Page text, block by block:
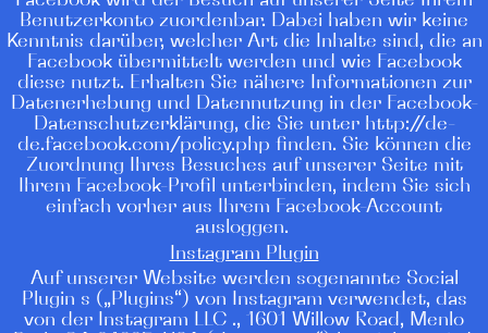
Benutzerkonto zuordenbar. Dabei haben wir keine
Kenntnis darüber, welcher Art die Inhalte sind, die an
Facebook übermittelt werden und wie Facebook
diese nutzt. Erhalten Sie nähere Informationen zur
Datenerhebung und Datennutzung in der Facebook-
Datenschutzerklärung, die Sie unter http://de-
de.facebook.com/policy.php finden. Sie können die
Zuordnung Ihres Besuches auf unserer Seite mit
Ihrem Facebook-Profil unterbinden, indem Sie sich
einfach vorher aus Ihrem Facebook-Account
ausloggen.
Instagram Plugin
Auf unserer Website werden sogenannte Social
Plugin s („Plugins“) von Instagram verwendet, das
von der Instagram LLC ., 1601 Willow Road, Menlo